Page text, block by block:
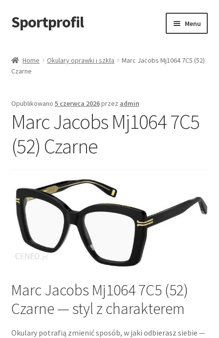
Przejdź
do
Przejdź
do
Sportprofil Menu
Blog
Koszyk
Home Okulary oprawki i szkła
Marc Jacobs Mj1064 7C5 (52)
Czarne
Opublikowano 5 czerwca 2026przez admin
Marc Jacobs Mj1064 7C5
(52) Czarne
Marc Jacobs Mj1064 7C5 (52)
Czarne — styl z charakterem
Okulary potrafią zmienić sposób, w jaki odbierasz siebie —